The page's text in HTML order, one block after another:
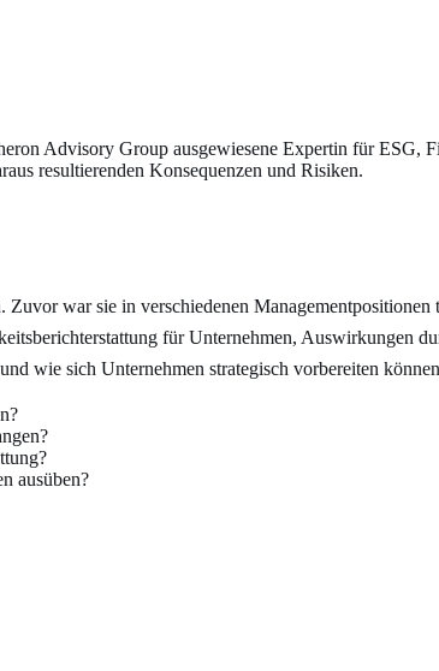
Advisory Group ausgewiesene Expertin für
resultierenden Konsequenzen und Risiken.
war sie in verschiedenen
für Unternehmen, Auswirkungen
wie sich Unternehmen strategisch vorbereiten
ausüben?